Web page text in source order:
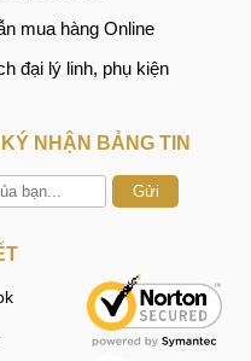
mua hàng Online
đại lý linh, phụ kiện
NHẬN BẢNG TIN
Gửi